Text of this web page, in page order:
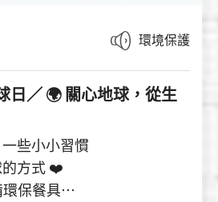
環境保護
日／ 🌍 關心地球，從生
些小小習慣
的方式 ❤️
保餐具